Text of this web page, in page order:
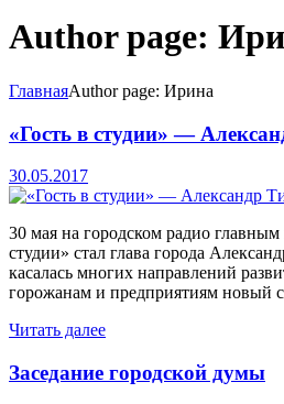
Author page:
ГлавнаяAuthor page: Ирина
«Гость в студии» —
30.05.2017
30 мая на городском радио главным
студии» стал глава города
касалась многих направлений
горожанам и предприятиям новый
Читать далее
Заседание городской думы